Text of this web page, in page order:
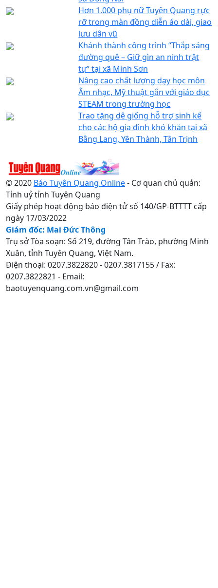
Hơn 1.000 phụ nữ Tuyên Quang rực
rỡ trong màn đồng diễn áo dài, giao
lưu dân vũ
Khánh thành công trình “Thắp sáng
đường quê – Giữ gìn an ninh trật
tự” tại xã Minh Sơn
Nâng cao chất lượng dạy học môn
Âm nhạc, Mỹ thuật gắn với giáo dục
STEAM trong trường học
Trao tặng dê giống hỗ trợ sinh kế
cho các hộ gia đình khó khăn tại xã
Bằng Lang, Yên Thành, Tân Trịnh
© 2020 Báo Tuyên Quang Online- Cơ quan chủ quản:
Tỉnh uỷ tỉnh Tuyên Quang
Giấy phép hoạt động báo điện tử số 140/GP-BTTTT cấp
ngày 17/03/2022
Giám đốc: Mai Đức Thông
Trụ sở Tòa soạn: Số 219, đường Tân Trào, phường Minh
Xuân, tỉnh Tuyên Quang, Việt Nam.
Điện thoại: 0207.3822820 - 0207.3817155 / Fax:
0207.3822821 - Email:
baotuyenquang.com.vn@gmail.com